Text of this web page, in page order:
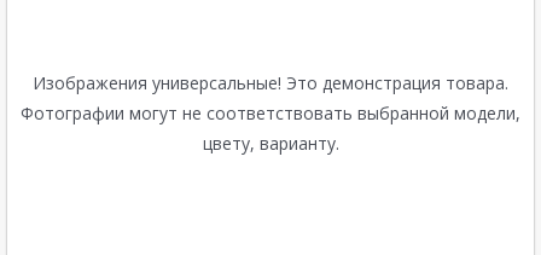
Изображения универсальные! Это демонстрация товара.
Фотографии могут не соответствовать выбранной модели,
цвету, варианту.